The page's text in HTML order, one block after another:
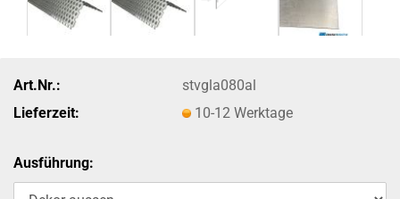
Art.Nr.:
stvgla080al
Lieferzeit:
10-12 Werktage
Ausführung: